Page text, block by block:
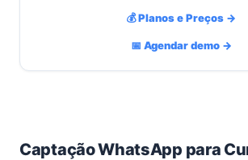
Captação WhatsApp para
💰 Planos e Preços →
📅 Agendar demo →